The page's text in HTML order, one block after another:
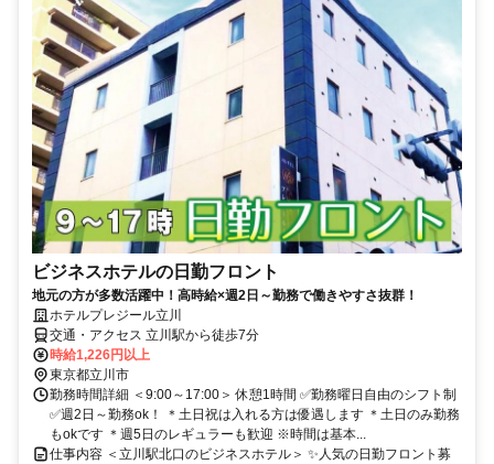
ビジネスホテルの日勤フロント
地元の方が多数活躍中！高時給×週2日～勤務で働きやすさ抜群！
ホテルプレジール立川
交通・アクセス 立川駅から徒歩7分
時給1,226円以上
東京都立川市
勤務時間詳細 ＜9:00～17:00＞ 休憩1時間 ✅勤務曜日自由のシフト制
✅週2日～勤務ok！ ＊土日祝は入れる方は優遇します ＊土日のみ勤務
もokです ＊週5日のレギュラーも歓迎 ※時間は基本...
仕事内容 ＜立川駅北口のビジネスホテル＞ ✨人気の日勤フロント募